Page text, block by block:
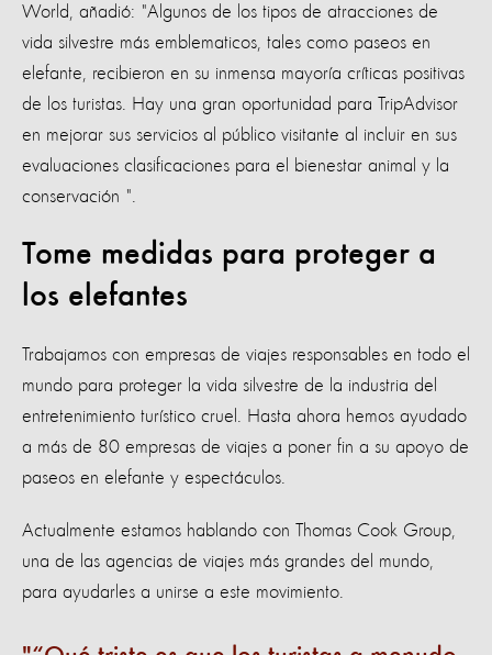
World, añadió: "Algunos de los tipos de atracciones de
vida silvestre más emblematicos, tales como paseos en
elefante, recibieron en su inmensa mayoría críticas positivas
de los turistas. Hay una gran oportunidad para TripAdvisor
en mejorar sus servicios al público visitante al incluir en sus
evaluaciones clasificaciones para el bienestar animal y la
conservación ".
Tome medidas para proteger a
los elefantes
Trabajamos con empresas de viajes responsables en todo el
mundo para proteger la vida silvestre de la industria del
entretenimiento turístico cruel. Hasta ahora hemos ayudado
a más de 80 empresas de viajes a poner fin a su apoyo de
paseos en elefante y espectáculos.
Actualmente estamos hablando con Thomas Cook Group,
una de las agencias de viajes más grandes del mundo,
para ayudarles a unirse a este movimiento.